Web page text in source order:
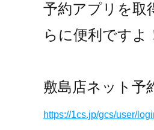
予約アプリを取
らに便利ですよ
敷島店ネット予
https://1cs.jp/gcs/user/